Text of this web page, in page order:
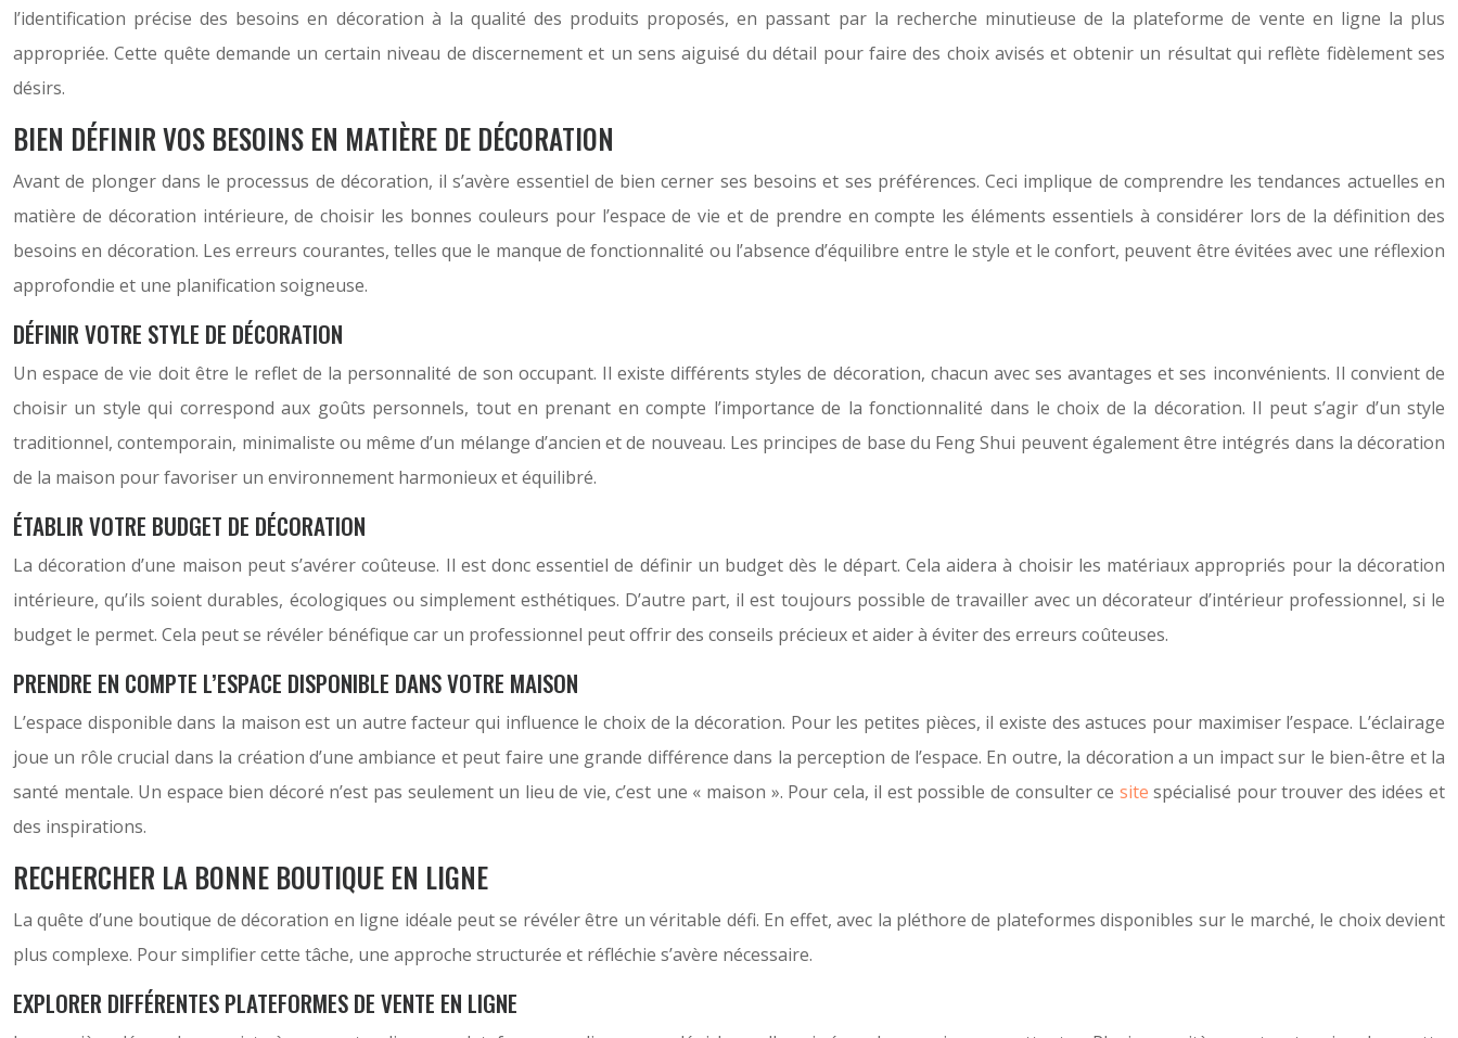
l’identification précise des besoins en décoration à la qualité des produits proposés, en passant par la recherche minutieuse de la plateforme de vente en ligne la plus
appropriée. Cette quête demande un certain niveau de discernement et un sens aiguisé du détail pour faire des choix avisés et obtenir un résultat qui reflète fidèlement ses
désirs.
BIEN DÉFINIR VOS BESOINS EN MATIÈRE DE DÉCORATION
Avant de plonger dans le processus de décoration, il s’avère essentiel de bien cerner ses besoins et ses préférences. Ceci implique de comprendre les tendances actuelles en
matière de décoration intérieure, de choisir les bonnes couleurs pour l’espace de vie et de prendre en compte les éléments essentiels à considérer lors de la définition des
besoins en décoration. Les erreurs courantes, telles que le manque de fonctionnalité ou l’absence d’équilibre entre le style et le confort, peuvent être évitées avec une réflexion
approfondie et une planification soigneuse.
DÉFINIR VOTRE STYLE DE DÉCORATION
Un espace de vie doit être le reflet de la personnalité de son occupant. Il existe différents styles de décoration, chacun avec ses avantages et ses inconvénients. Il convient de
choisir un style qui correspond aux goûts personnels, tout en prenant en compte l’importance de la fonctionnalité dans le choix de la décoration. Il peut s’agir d’un style
traditionnel, contemporain, minimaliste ou même d’un mélange d’ancien et de nouveau. Les principes de base du Feng Shui peuvent également être intégrés dans la décoration
de la maison pour favoriser un environnement harmonieux et équilibré.
ÉTABLIR VOTRE BUDGET DE DÉCORATION
La décoration d’une maison peut s’avérer coûteuse. Il est donc essentiel de définir un budget dès le départ. Cela aidera à choisir les matériaux appropriés pour la décoration
intérieure, qu’ils soient durables, écologiques ou simplement esthétiques. D’autre part, il est toujours possible de travailler avec un décorateur d’intérieur professionnel, si le
budget le permet. Cela peut se révéler bénéfique car un professionnel peut offrir des conseils précieux et aider à éviter des erreurs coûteuses.
PRENDRE EN COMPTE L’ESPACE DISPONIBLE DANS VOTRE MAISON
L’espace disponible dans la maison est un autre facteur qui influence le choix de la décoration. Pour les petites pièces, il existe des astuces pour maximiser l’espace. L’éclairage
joue un rôle crucial dans la création d’une ambiance et peut faire une grande différence dans la perception de l’espace. En outre, la décoration a un impact sur le bien-être et la
santé mentale. Un espace bien décoré n’est pas seulement un lieu de vie, c’est une « maison ». Pour cela, il est possible de consulter ce site spécialisé pour trouver des idées et
des inspirations.
RECHERCHER LA BONNE BOUTIQUE EN LIGNE
La quête d’une boutique de décoration en ligne idéale peut se révéler être un véritable défi. En effet, avec la pléthore de plateformes disponibles sur le marché, le choix devient
plus complexe. Pour simplifier cette tâche, une approche structurée et réfléchie s’avère nécessaire.
EXPLORER DIFFÉRENTES PLATEFORMES DE VENTE EN LIGNE